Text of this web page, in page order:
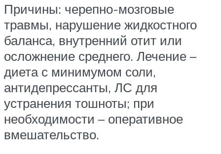
Причины: черепно-мозговые
травмы, нарушение жидкостного
баланса, внутренний отит или
осложнение среднего. Лечение –
диета с минимумом соли,
антидепрессанты, ЛС для
устранения тошноты; при
необходимости – оперативное
вмешательство.